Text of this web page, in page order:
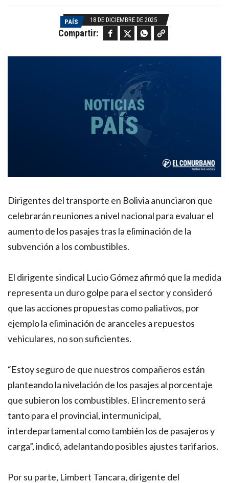
PAÍS 18 DE DICIEMBRE DE 2025
Compartir: Facebook Twitter WhatsApp Copy link
Dirigentes del transporte en Bolivia anunciaron que
celebrarán reuniones a nivel nacional para evaluar el
aumento de los pasajes tras la eliminación de la
subvención a los combustibles.
El dirigente sindical Lucio Gómez afirmó que la medida
representa un duro golpe para el sector y consideró
que las acciones propuestas como paliativos, por
ejemplo la eliminación de aranceles a repuestos
vehiculares, no son suficientes.
“Estoy seguro de que nuestros compañeros están
planteando la nivelación de los pasajes al porcentaje
que subieron los combustibles. El incremento será
tanto para el provincial, intermunicipal,
interdepartamental como también los de pasajeros y
carga”, indicó, adelantando posibles ajustes tarifarios.
Por su parte, Limbert Tancara, dirigente del